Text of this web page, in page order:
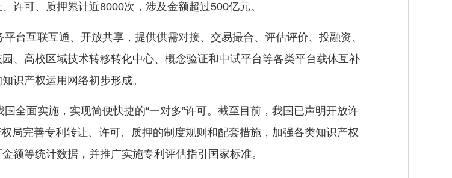
许可、质押累计近8000次，涉及金额超过500亿元。
台互联互通、开放共享，提供供需对接、交易撮合、评估评价、投融资、
、高校区域技术转移转化中心、概念验证和中试平台等各类平台载体互补
识产权运用网络初步形成。
全面实施，实现简便快捷的“一对多”许可。截至目前，我国已声明开放许
局完善专利转让、许可、质押的制度规则和配套措施，加强各类知识产权
额等统计数据，并推广实施专利评估指引国家标准。